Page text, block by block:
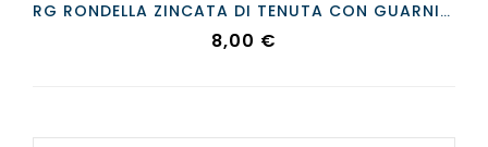
RG RONDELLA ZINCATA DI TENUTA CON GUARNIZIONE IN EPDM FRIULSIDER
Prezzo
8,00 €